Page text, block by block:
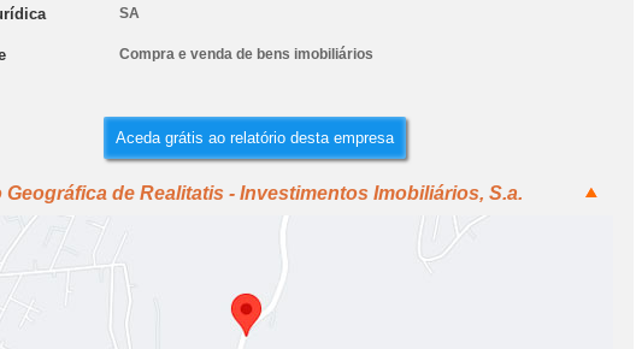
SA
Compra e venda de bens imobiliários
Aceda grátis ao relatório desta empresa
de Realitatis - Investimentos Imobiliários, S.a.